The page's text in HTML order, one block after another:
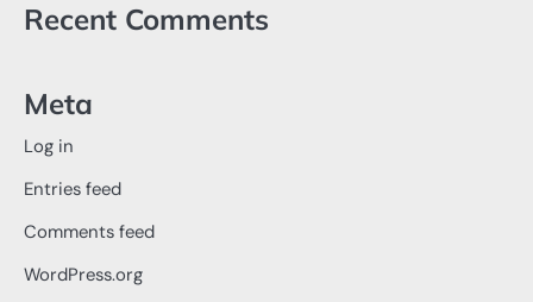
Recent Comments
Meta
Log in
Entries feed
Comments feed
WordPress.org